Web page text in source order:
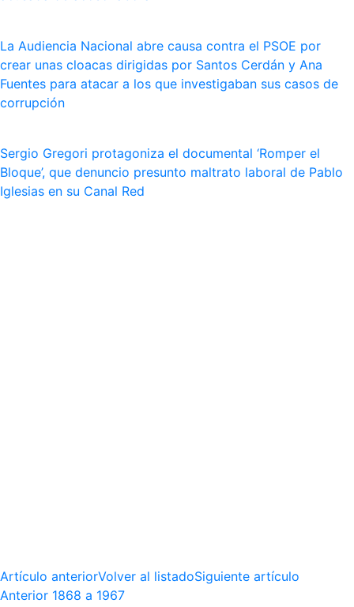
La Audiencia Nacional abre causa contra el PSOE por
crear unas cloacas dirigidas por Santos Cerdán y Ana
Fuentes para atacar a los que investigaban sus casos de
corrupción
Sergio Gregori protagoniza el documental ‘Romper el
Bloque’, que denuncio presunto maltrato laboral de Pablo
Iglesias en su Canal Red
Artículo anteriorVolver al listadoSiguiente artículo
Anterior 1868 a 1967